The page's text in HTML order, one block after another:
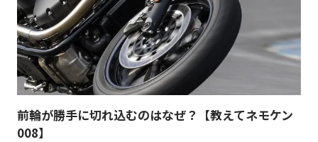
前輪が勝手に切れ込むのはなぜ？【教えてネモケン
008】